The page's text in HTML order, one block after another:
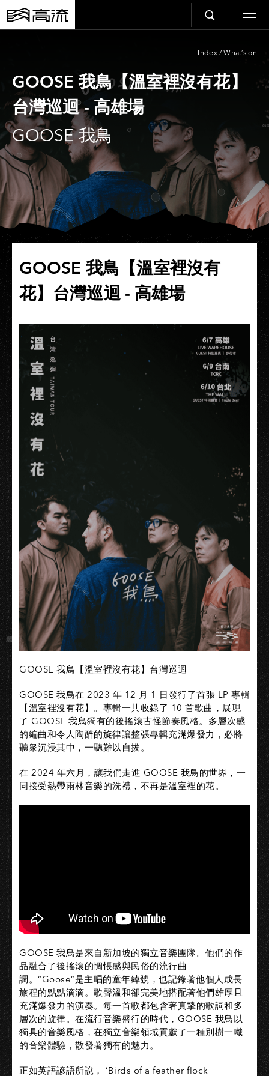
Index / What’s on
GOOSE 我鳥【溫室裡沒有花】
台灣巡迴 - 高雄場
GOOSE 我鳥
GOOSE 我鳥【溫室裡沒有
花】台灣巡迴 - 高雄場
GOOSE 我鳥【溫室裡沒有花】台灣巡迴
GOOSE 我鳥在 2023 年 12 月 1 日發行了首張 LP 專輯
【溫室裡沒有花】。專輯一共收錄了 10 首歌曲，展現
了 GOOSE 我鳥獨有的後搖滾古怪節奏風格。多層次感
的編曲和令人陶醉的旋律讓整張專輯充滿爆發力，必將
聽衆沉浸其中，一聽難以自拔。
在 2024 年六月，讓我們走進 GOOSE 我鳥的世界，一
同接受熱帶雨林音樂的洗禮，不再是溫室裡的花。
GOOSE 我鳥是來自新加坡的獨立音樂團隊。他們的作
品融合了後搖滾的惆悵感與民俗的流行曲
調。“Goose”是主唱的童年綽號，也記錄著他個人成長
旅程的點點滴滴。歌聲溫和卻完美地搭配著他們雄厚且
充滿爆發力的演奏。每一首歌都包含著真摯的歌詞和多
層次的旋律。在流行音樂盛行的時代，GOOSE 我鳥以
獨具的音樂風格，在獨立音樂領域貢獻了一種別樹一幟
的音樂體驗，散發著獨有的魅力。
正如英語諺語所說， ‘Birds of a feather flock